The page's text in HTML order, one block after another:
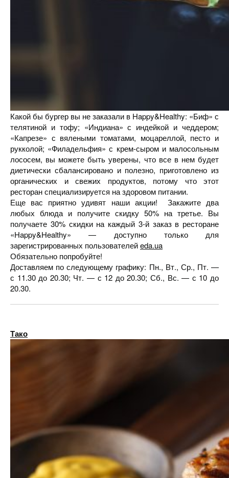
Какой бы бургер вы не заказали в Happy&Healthy: «Биф» с
телятиной и тофу; «Индиана» с индейкой и чеддером;
«Капрезе» с вялеными томатами, моцареллой, песто и
рукколой; «Филадельфия» с крем-сыром и малосольным
лососем, вы можете быть уверены, что все в нем будет
диетически сбалансировано и полезно, приготовлено из
органических и свежих продуктов, потому что этот
ресторан специализируется на здоровом питании.
Еще вас приятно удивят наши акции! Закажите два
любых блюда и получите скидку 50% на третье. Вы
получаете 30% скидки на каждый 3-й заказ в ресторане
«Happy&Healthy» — доступно только для
зарегистрированных пользователейeda.ua
Обязательно попробуйте!
Доставляем по следующему графику: Пн., Вт., Ср., Пт. —
с 11.30 до 20.30; Чт. — с 12 до 20.30; Сб., Вс. — с 10 до
20.30.
Тако